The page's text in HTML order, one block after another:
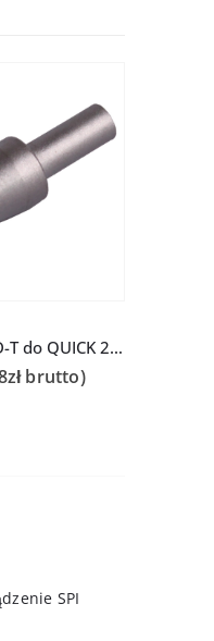
Grot Q501-10D-T do QUICK 206D
złbrutto)
SPI